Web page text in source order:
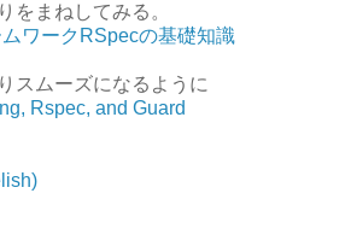
をまねしてみる。
ワークRSpecの基礎知識
スムーズになるように
Rspec, and Guard